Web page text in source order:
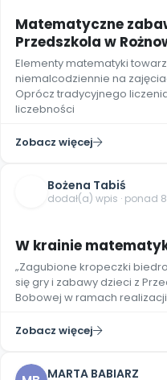
Matematyczne
Przedszkola w
Elementy matematyki
niemalcodziennie na
Oprócz tradycyjnego
liczebności
Zobacz więcej
Bożena Tabiś
dodał(a) wpis · ponad
W krainie
„Zagubione kropeczki
się gry i zabawy dzieci z
Bobowej w ramach
Zobacz więcej
MARTA BABIARZ